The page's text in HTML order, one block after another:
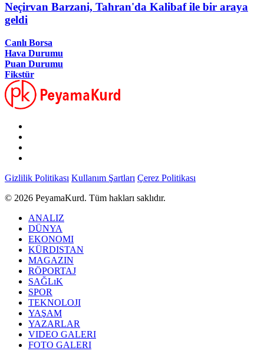
Neçirvan Barzani, Tahran'da Kalibaf ile bir araya
geldi
Canlı Borsa
Hava Durumu
Puan Durumu
Fikstür
Gizlilik Politikası Kullanım Şartları Çerez Politikası
© 2026 PeyamaKurd. Tüm hakları saklıdır.
ANALIZ
DÜNYA
EKONOMI
KÜRDISTAN
MAGAZIN
RÖPORTAJ
SAĞLıK
SPOR
TEKNOLOJI
YAŞAM
YAZARLAR
VIDEO GALERI
FOTO GALERI